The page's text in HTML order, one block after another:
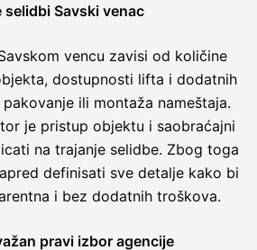
selidbi Savski venac
vencu zavisi od količine
dostupnosti lifta i dodatnih
ili montaža nameštaja.
je pristup objektu i saobraćajni
na trajanje selidbe. Zbog toga
definisati sve detalje kako bi
i bez dodatnih troškova.
pravi izbor agencije